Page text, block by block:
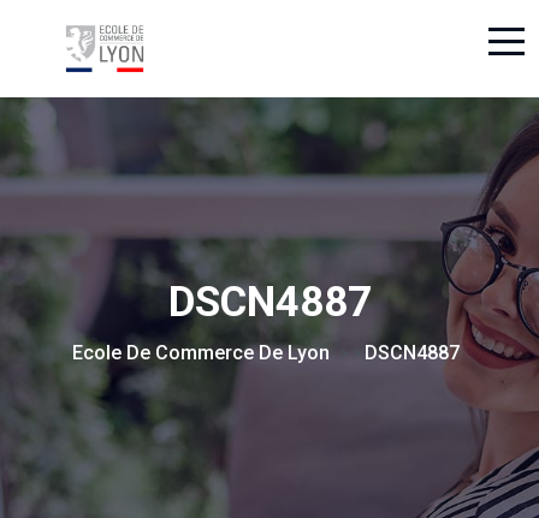
DSCN4887
Ecole De Commerce De Lyon DSCN4887